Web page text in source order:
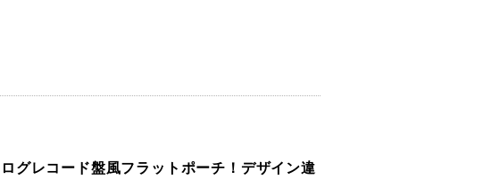
グレコード盤風フラットポーチ！デザイン違